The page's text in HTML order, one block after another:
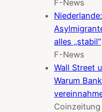
F-News
alles „stabil“
F-News
Wall Street
Warum
Coinzeitung